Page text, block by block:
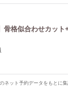
骨格似合わせカッ
ット予約データをもとに集